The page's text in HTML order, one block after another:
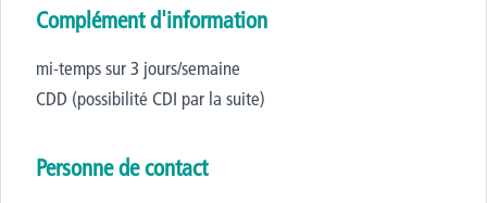
Complément d'information
mi-temps sur 3 jours/semaine
CDD (possibilité CDI par la suite)
Personne de contact